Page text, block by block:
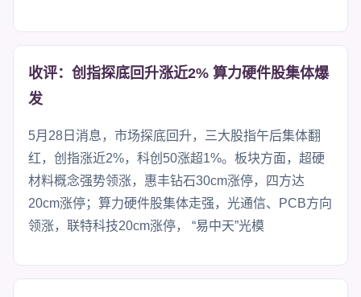
收评：创指探底回升涨近2% 算力硬件股集体爆
发
5月28日消息，市场探底回升，三大股指午后集体翻
红，创指涨近2%，科创50涨超1%。板块方面，超硬
材料概念强势领涨，惠丰钻石30cm涨停，四方达
20cm涨停；算力硬件股集体走强，光通信、PCB方向
领涨，联特科技20cm涨停， “易中天”光模